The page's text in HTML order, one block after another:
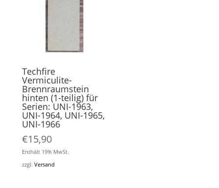
Techfire
Vermiculite-
Brennraumstein
hinten (1-teilig) für
Serien: UNI-1963,
UNI-1964, UNI-1965,
UNI-1966
€15,90
Enthält 19% MwSt.
zzgl. Versand